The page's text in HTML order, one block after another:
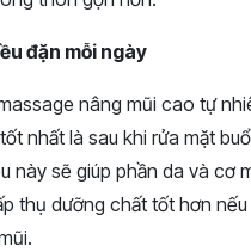
đặn mỗi ngày
nâng mũi cao tự
nhất là sau khi rửa mặt
này sẽ giúp phần da và cơ
thụ dưỡng chất tốt hơn